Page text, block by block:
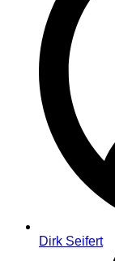
Dirk Seifert